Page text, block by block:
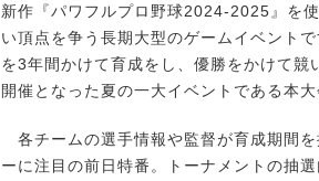
新作『パワフルプロ野球2024-2025』を
い頂点を争う長期大型のゲームイベント
を3年間かけて育成をし、優勝をかけて
開催となった夏の一大イベントである本
各チームの選手情報や監督が育成期間
ーに注目の前日特番。トーナメントの抽